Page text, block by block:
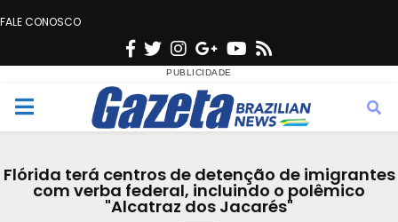
FALE CONOSCO
F
c
e
o
o
T
w
i
t
e
r
n
s
t
g
r
G
o
o
g
e
Y
u
t
b
e
s
M
Flórida terá centros de detenção de imigrantes
com verba federal, incluindo o polêmico
"Alcatraz dos Jacarés"